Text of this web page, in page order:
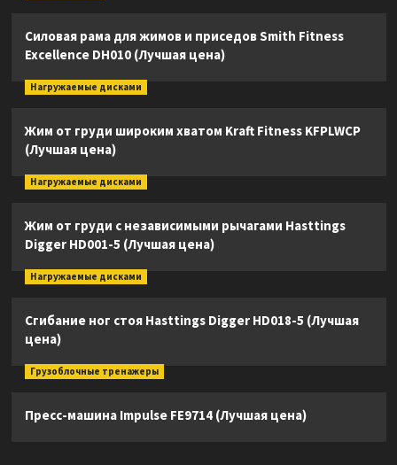
Силовая рама для жимов и приседов Smith Fitness
Excellence DH010 (Лучшая цена)
Нагружаемые дисками
Жим от груди широким хватом Kraft Fitness KFPLWCP
(Лучшая цена)
Нагружаемые дисками
Жим от груди с независимыми рычагами Hasttings
Digger HD001-5 (Лучшая цена)
Нагружаемые дисками
Сгибание ног стоя Hasttings Digger HD018-5 (Лучшая
цена)
Грузоблочные тренажеры
Пресс-машина Impulse FE9714 (Лучшая цена)